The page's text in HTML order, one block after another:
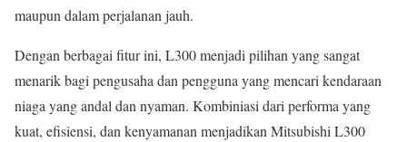
maupun dalam perjalanan jauh.
Dengan berbagai fitur ini, L300 menjadi pilihan yang sangat
menarik bagi pengusaha dan pengguna yang mencari kendaraan
niaga yang andal dan nyaman. Kombiniasi dari performa yang
kuat, efisiensi, dan kenyamanan menjadikan Mitsubishi L300